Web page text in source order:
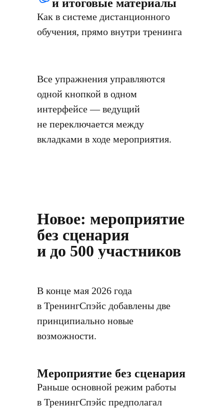
и итоговые материалы
Как в системе дистанционного
обучения, прямо внутри тренинга
Все упражнения управляются
одной кнопкой в одном
интерфейсе — ведущий
не переключается между
вкладками в ходе мероприятия.
Новое: мероприятие
без сценария
и до 500 участников
В конце мая 2026 года
в ТренингСпэйс добавлены две
принципиально новые
возможности.
Мероприятие без сценария
Раньше основной режим работы
в ТренингСпэйс предполагал